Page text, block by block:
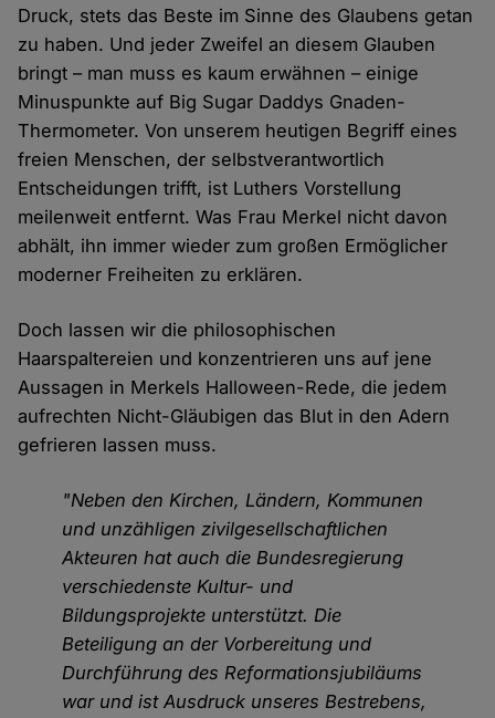
Druck, stets das Beste im Sinne des Glaubens getan
zu haben. Und jeder Zweifel an diesem Glauben
bringt – man muss es kaum erwähnen – einige
Minuspunkte auf Big Sugar Daddys Gnaden-
Thermometer. Von unserem heutigen Begriff eines
freien Menschen, der selbstverantwortlich
Entscheidungen trifft, ist Luthers Vorstellung
meilenweit entfernt. Was Frau Merkel nicht davon
abhält, ihn immer wieder zum großen Ermöglicher
moderner Freiheiten zu erklären.
Doch lassen wir die philosophischen
Haarspaltereien und konzentrieren uns auf jene
Aussagen in Merkels Halloween-Rede, die jedem
aufrechten Nicht-Gläubigen das Blut in den Adern
gefrieren lassen muss.
"Neben den Kirchen, Ländern, Kommunen
und unzähligen zivilgesellschaftlichen
Akteuren hat auch die Bundesregierung
verschiedenste Kultur- und
Bildungsprojekte unterstützt. Die
Beteiligung an der Vorbereitung und
Durchführung des Reformationsjubiläums
war und ist Ausdruck unseres Bestrebens,